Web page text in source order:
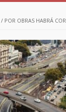
/ POR OBRAS HABRÁ